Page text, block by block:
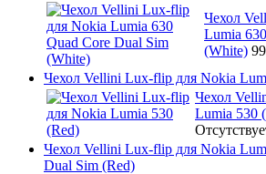
Чехол
Lumia
(White)
Чехол Vellini Lux-flip для Nokia
Чехол
Lumia 530
Чехол Vellini Lux-flip для Nokia
Dual Sim (Red)